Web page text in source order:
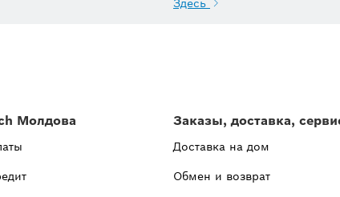
Здесь
Молдова Заказы, доставка,
Доставка на дом
Обмен и возврат